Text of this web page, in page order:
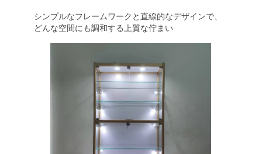
シンプルなフレームワークと直線的なデザインで、
どんな空間にも調和する上質な佇まい